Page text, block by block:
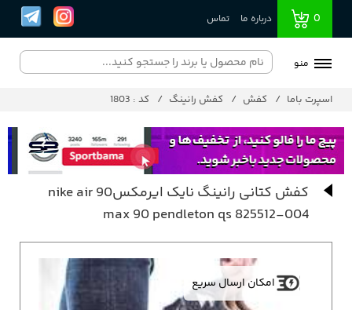
0 درباره ما تماس
منو
اسپرت باما کفش کفش رانینگ کد : 1803
کفش کتانی رانینگ نایک ایرمکس90 nike air
max 90 pendleton qs 825512-004
امکان ارسال سریع